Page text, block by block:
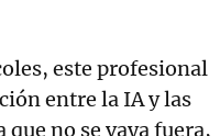
este profesional
entre la IA y las
no se vaya fuera,